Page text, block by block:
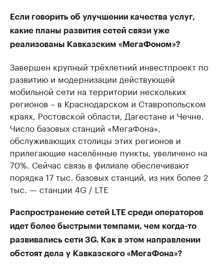
Если говорить об улучшении качества услуг,
какие планы развития сетей связи уже
реализованы Кавказским «МегаФоном»?
Завершен крупный трёхлетний инвестпроект по
развитию и модернизации действующей
мобильной сети на территории нескольких
регионов – в Краснодарском и Ставропольском
краях, Ростовской области, Дагестане и Чечне.
Число базовых станций «МегаФона»,
обслуживающих столицы этих регионов и
прилегающие населённые пункты, увеличено на
70%. Сейчас связь в филиале обеспечивают
порядка 17 тыс. базовых станций, из них более 2
тыс. — станции 4G / LTE
Распространение сетей LTE среди операторов
идет более быстрыми темпами, чем когда-то
развивались сети 3G. Как в этом направлении
обстоят дела у Кавказского «МегаФона»?